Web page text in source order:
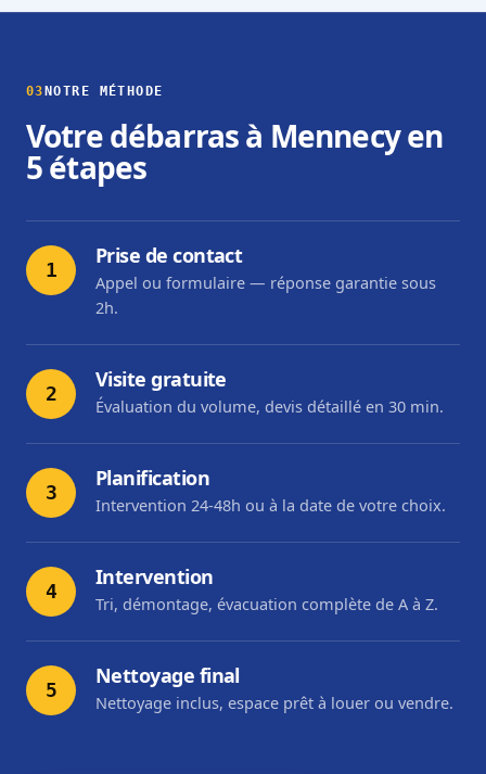
03 NOTRE MÉTHODE
Votre débarras à Mennecy en
5 étapes
1
Prise de contact
Appel ou formulaire — réponse garantie sous
2h.
2
Visite gratuite
Évaluation du volume, devis détaillé en 30 min.
3
Planification
Intervention 24-48h ou à la date de votre choix.
4
Intervention
Tri, démontage, évacuation complète de A à Z.
5
Nettoyage final
Nettoyage inclus, espace prêt à louer ou vendre.